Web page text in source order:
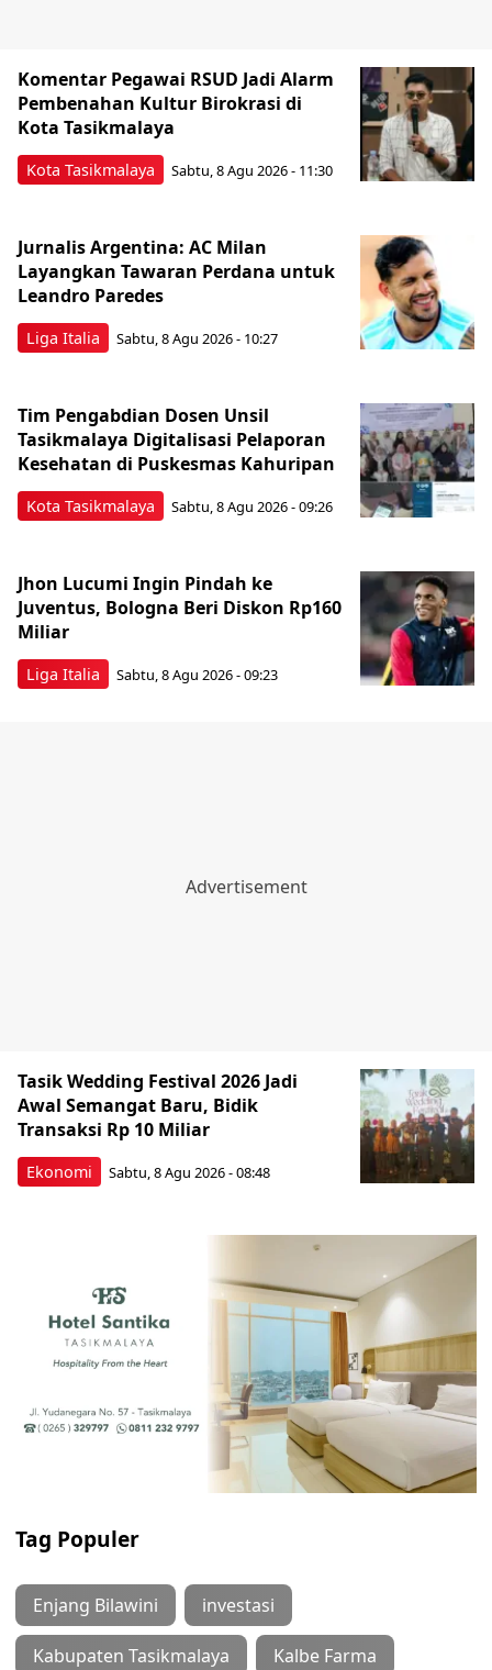
Kota Tasikmalaya
Komentar Pegawai RSUD Jadi Alarm
Pembenahan Kultur Birokrasi di
Kota Tasikmalaya
Sabtu, 8 Agu 2026 - 11:30
Liga Italia
Jurnalis Argentina: AC Milan
Layangkan Tawaran Perdana untuk
Leandro Paredes
Sabtu, 8 Agu 2026 - 10:27
Kota Tasikmalaya
Tim Pengabdian Dosen Unsil
Tasikmalaya Digitalisasi Pelaporan
Kesehatan di Puskesmas Kahuripan
Sabtu, 8 Agu 2026 - 09:26
Liga Italia
Jhon Lucumi Ingin Pindah ke
Juventus, Bologna Beri Diskon Rp160
Miliar
Sabtu, 8 Agu 2026 - 09:23
Ekonomi
Tasik Wedding Festival 2026 Jadi
Awal Semangat Baru, Bidik
Transaksi Rp 10 Miliar
Sabtu, 8 Agu 2026 - 08:48
Tag Populer
Enjang Bilawini investasi
Kabupaten Tasikmalaya Kalbe Farma